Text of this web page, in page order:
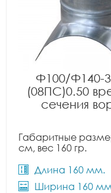
Ф100/Ф140-
(08ПС)0.50
сечения
Габаритные
см, вес 160 гр.
Длина 160 мм.
Ширина 160